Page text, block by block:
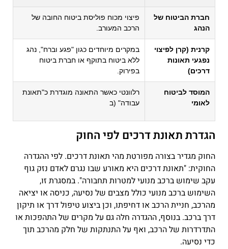
חברת הביטוח של
הנהג
פיצוי מכוח פוליסת ביטוח החובה של
הרכב המעורב.
קרנית (קרן לפיצוי
נפגעי תאונות
דרכים)
במקרים מיוחדים כגון "פגע וברח", נהג
ללא ביטוח בתוקף או חברת ביטוח
בפירוק.
המוסד לביטוח
לאומי
רלוונטי כאשר התאונה מוגדרת כ"תאונת
עבודה" (ב
הגדרת תאונת דרכים לפי החוק
החוק מגדיר בצורה מפורטת מהי תאונת דרכים. לפי ההגדרה
החוקית: "תאונת דרכים היא מאורע שבו נגרם לאדם נזק גוף
עקב שימוש ברכב מנועי למטרות תחבורה". במסגרת זו,
השימוש ברכב מנועי כולל מצבים של נסיעה, כניסה או יציאה
מהרכב, חניית הרכב או דחיפתו, וכן ביצוע טיפול דרך או תיקון
דרך ברכב. בנוסף, ההגדרה חלה גם על מקרים של התהפכות או
התדרדרות של הרכב, ואף על התנתקות של חלק מהרכב תוך
כדי נסיעה.